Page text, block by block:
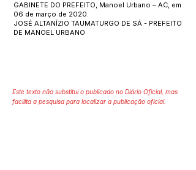
GABINETE DO PREFEITO, Manoel Urbano – AC, em
06 de março de 2020.
JOSÉ ALTANÍZIO TAUMATURGO DE SÁ - PREFEITO
DE MANOEL URBANO
Este texto não substitui o publicado no Diário Oficial, mas
facilita a pesquisa para localizar a publicação oficial.